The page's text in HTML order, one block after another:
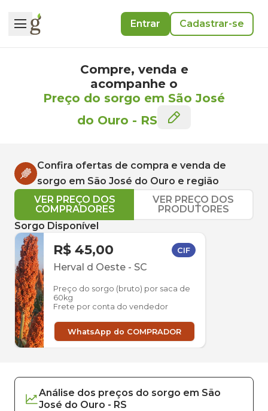
Entrar Cadastrar-se
Compre, venda e
acompanhe o
Preço do sorgo em São José
do Ouro - RS
Confira ofertas de compra e venda de
sorgo em São José do Ouro e região
VER PREÇO DOS
COMPRADORES
VER PREÇO DOS
PRODUTORES
Sorgo Disponível
R$ 45,00 CIF
Herval d Oeste - SC
Preço do sorgo (bruto) por saca de
60kg
Frete por conta do vendedor
WhatsApp do COMPRADOR
Análise dos preços do sorgo em São
José do Ouro - RS